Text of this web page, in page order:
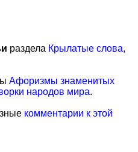
раздела Крылатые слова,
Афоризмы знаменитых
народов мира.
комментарии к этой